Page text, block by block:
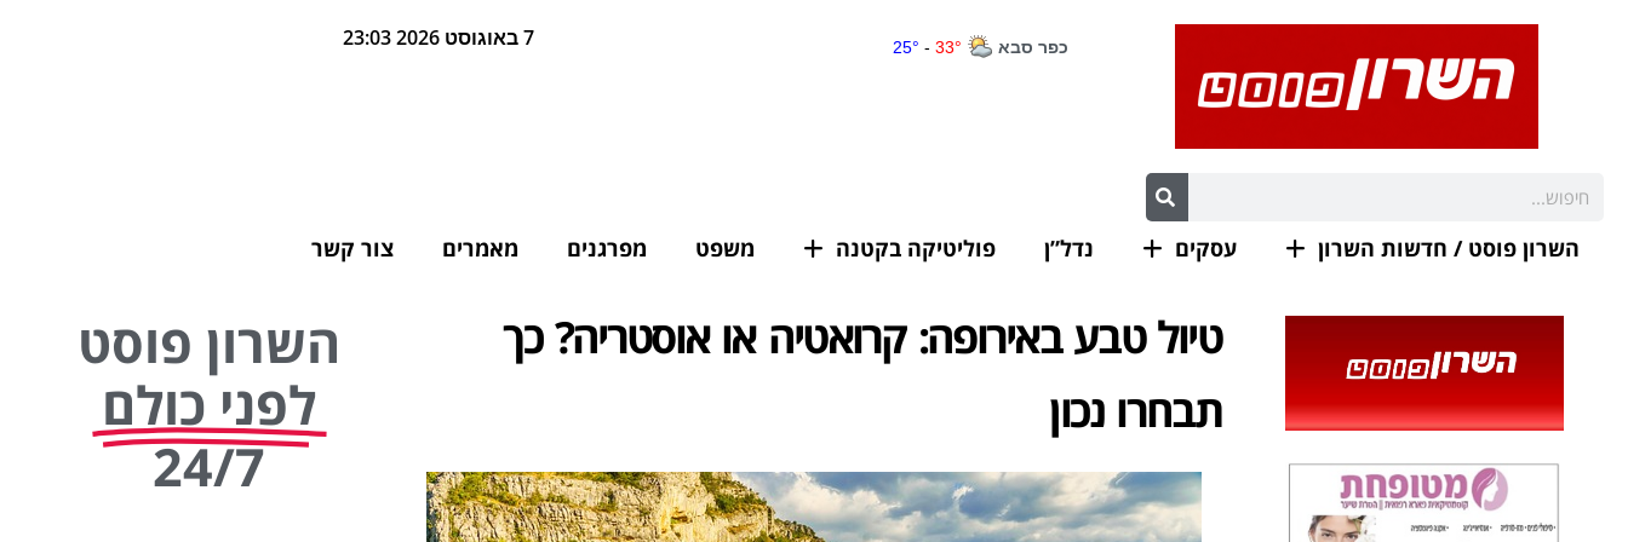
7 באוגוסט 2026 23:03
השרון פוסט / חדשות השרון עסקים נדל”ן פוליטיקה בקטנה משפט מפרגנים מאמרים צור קשר
טיול טבע באירופה: קרואטיה או אוסטריה? כך
תבחרו נכון
השרון פוסט
לפני כולם
24/7